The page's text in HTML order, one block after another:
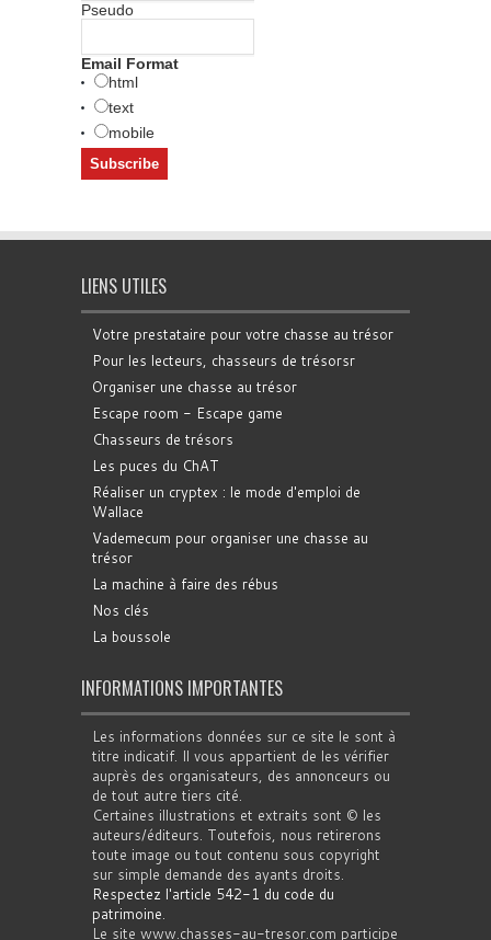
Pseudo
Email Format
html
text
mobile
LIENS UTILES
Votre prestataire pour votre chasse au trésor
Pour les lecteurs, chasseurs de trésorsr
Organiser une chasse au trésor
Escape room - Escape game
Chasseurs de trésors
Les puces du ChAT
Réaliser un cryptex : le mode d'emploi de
Wallace
Vademecum pour organiser une chasse au
trésor
La machine à faire des rébus
Nos clés
La boussole
INFORMATIONS IMPORTANTES
Les informations données sur ce site le sont à
titre indicatif. Il vous appartient de les vérifier
auprès des organisateurs, des annonceurs ou
de tout autre tiers cité.
Certaines illustrations et extraits sont © les
auteurs/éditeurs. Toutefois, nous retirerons
toute image ou tout contenu sous copyright
sur simple demande des ayants droits.
Respectez l'article 542-1 du code du
patrimoine.
Le site www.chasses-au-tresor.com participe